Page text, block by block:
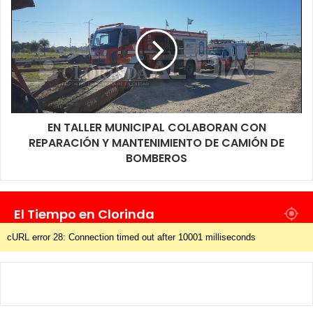
condiciones del resto del tramo de esa calle que es extensa y
que una vez concluida uniría el ripio con la pavimentación que
llega hasta avenida Marana y será una vía de circulación más
fluida para quienes se desplazan hacia la zona del kilómetro 4 o
bien a Puerto Pilcomayo sin la necesidad de pegar la vuelta por
la San Vicente de Paúl o la propia ruta nacional 11.
EN TALLER MUNICIPAL COLABORAN CON
REPARACIÓN Y MANTENIMIENTO DE CAMIÓN DE
BOMBEROS
El Tiempo en Clorinda
cURL error 28: Connection timed out after 10001 milliseconds